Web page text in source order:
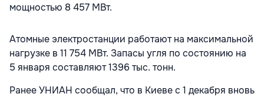
мощностью 8 457 МВт.
Атомные электростанции работают на максимальной
нагрузке в 11 754 МВт. Запасы угля по состоянию на
5 января составляют 1396 тыс. тонн.
Ранее УНИАН сообщал, что в Киеве с 1 декабря вновь